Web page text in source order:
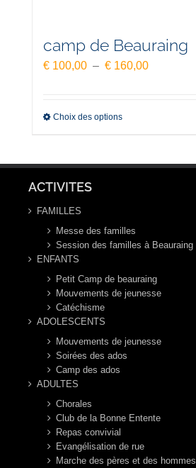
camp de Beauraing
€ 100,00 – € 160,00Plage
Choix des options
ACTIVITES
FAMILLES
Messe des familles
Session des familles à Beauraing
ENFANTS
Petit Camp de beauraing
Mouvements de jeunesse
Catéchisme
ADOLESCENTS
Mouvements de jeunesse
Soirées des ados
Camp des ados
ADULTES
Chorales
Club de la Bonne Entente
Repas convivial
Evangélisation de rue
Marche des pères et des hommes